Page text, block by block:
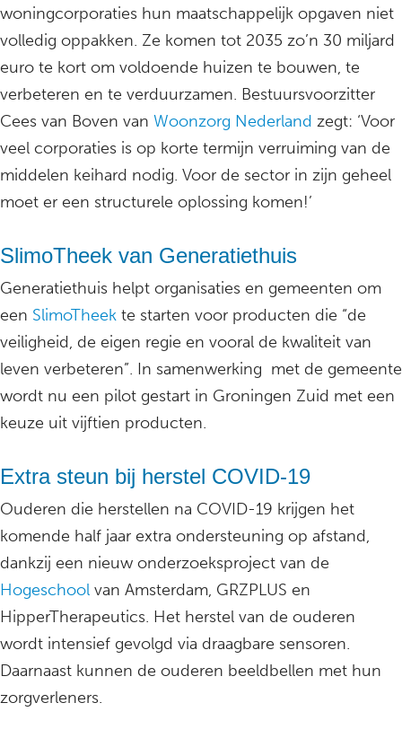
woningcorporaties hun maatschappelijk opgaven niet
volledig oppakken. Ze komen tot 2035 zo’n 30 miljard
euro te kort om voldoende huizen te bouwen, te
verbeteren en te verduurzamen. Bestuursvoorzitter
Cees van Boven van Woonzorg Nederland zegt: ‘Voor
veel corporaties is op korte termijn verruiming van de
middelen keihard nodig. Voor de sector in zijn geheel
moet er een structurele oplossing komen!’
SlimoTheek van Generatiethuis
Generatiethuis helpt organisaties en gemeenten om
een SlimoTheek te starten voor producten die “de
veiligheid, de eigen regie en vooral de kwaliteit van
leven verbeteren”. In samenwerking met de gemeente
wordt nu een pilot gestart in Groningen Zuid met een
keuze uit vijftien producten.
Extra steun bij herstel COVID-19
Ouderen die herstellen na COVID-19 krijgen het
komende half jaar extra ondersteuning op afstand,
dankzij een nieuw onderzoeksproject van de
Hogeschool van Amsterdam, GRZPLUS en
HipperTherapeutics. Het herstel van de ouderen
wordt intensief gevolgd via draagbare sensoren.
Daarnaast kunnen de ouderen beeldbellen met hun
zorgverleners.